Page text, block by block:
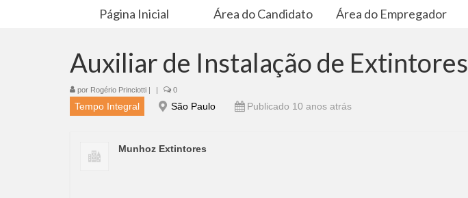
Página Inicial Área do Candidato Área do Empregador
Auxiliar de Instalação de Extintores
por Rogério Princiotti | | 0
Tempo Integral São Paulo Publicado 10 anos atrás
Munhoz Extintores